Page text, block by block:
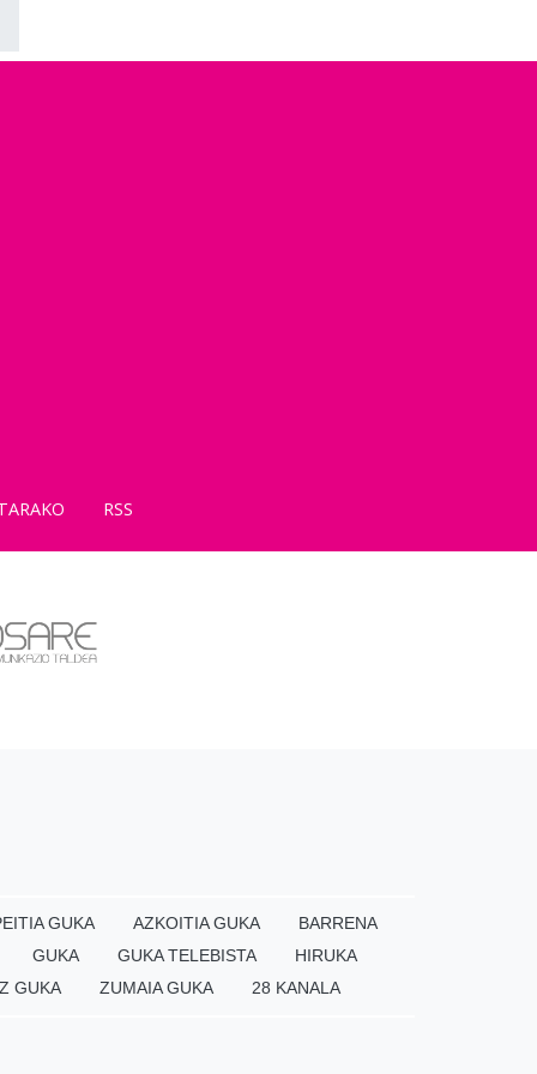
RSS
GUKA AZKOITIA GUKA
BARRENA
GUKA
GUKA TELEBISTA
HIRUKA
GUKA
ZUMAIA GUKA 28 KANALA